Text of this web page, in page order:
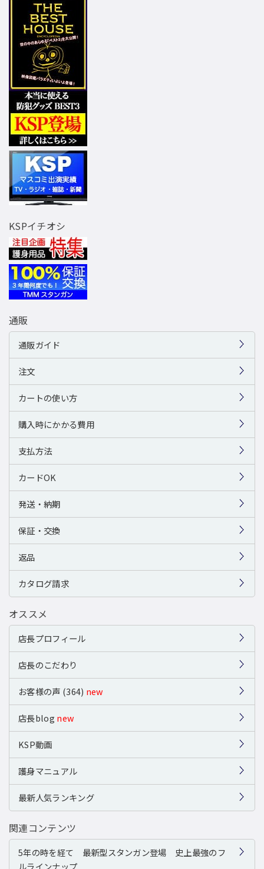
KSPイチオシ
通販
通販ガイド
注文
カートの使い方
購入時にかかる費用
支払方法
カードOK
発送・納期
保証・交換
返品
カタログ請求
オススメ
店長プロフィール
店長のこだわり
お客様の声 (364) new
店長blog new
KSP動画
護身マニュアル
最新人気ランキング
関連コンテンツ
5年の時を経て 最新型スタンガン登場 史上最強のフ
ルラインナップ